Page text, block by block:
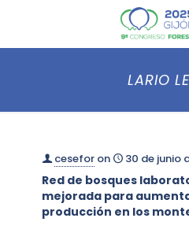
LARIO
cesefor on 30 de junio
Red de bosques
mejorada para
producción en los